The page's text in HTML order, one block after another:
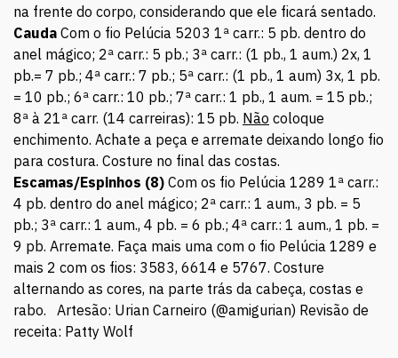
na frente do corpo, considerando que ele ficará sentado.
Cauda Com o fio Pelúcia 5203 1ª carr.: 5 pb. dentro do
anel mágico; 2ª carr.: 5 pb.; 3ª carr.: (1 pb., 1 aum.) 2x, 1
pb.= 7 pb.; 4ª carr.: 7 pb.; 5ª carr.: (1 pb., 1 aum) 3x, 1 pb.
= 10 pb.; 6ª carr.: 10 pb.; 7ª carr.: 1 pb., 1 aum. = 15 pb.;
8ª à 21ª carr. (14 carreiras): 15 pb. Não coloque
enchimento. Achate a peça e arremate deixando longo fio
para costura. Costure no final das costas.
Escamas/Espinhos (8) Com os fio Pelúcia 1289 1ª carr.:
4 pb. dentro do anel mágico; 2ª carr.: 1 aum., 3 pb. = 5
pb.; 3ª carr.: 1 aum., 4 pb. = 6 pb.; 4ª carr.: 1 aum., 1 pb. =
9 pb. Arremate. Faça mais uma com o fio Pelúcia 1289 e
mais 2 com os fios: 3583, 6614 e 5767. Costure
alternando as cores, na parte trás da cabeça, costas e
rabo. Artesão: Urian Carneiro (@amigurian) Revisão de
receita: Patty Wolf